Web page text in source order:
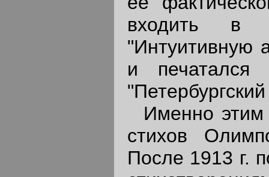
входить в
"Интуитивную
и печатался
Именно этим
стихов
После 1913 г.